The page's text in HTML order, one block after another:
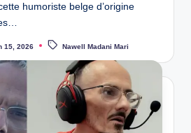
humoriste belge d’origine
15, 2026 Nawell Madani Mari